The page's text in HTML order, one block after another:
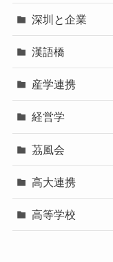
深圳と企業
漢語橋
産学連携
経営学
茘風会
高大連携
高等学校